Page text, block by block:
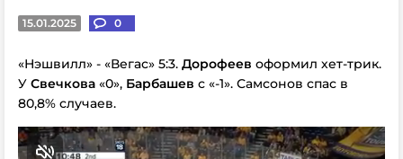
15.01.2025 0
«Нэшвилл» - «Вегас» 5:3. Дорофеев оформил хет-трик.
У Свечкова «0», Барбашев с «-1». Самсонов спас в
80,8% случаев.